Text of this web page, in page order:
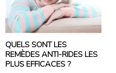
QUELS SONT LES
REMÈDES ANTI-RIDES LES
PLUS EFFICACES ?